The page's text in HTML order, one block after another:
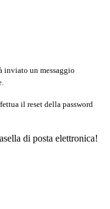
inviato un messaggio
il reset della password
di posta elettronica!